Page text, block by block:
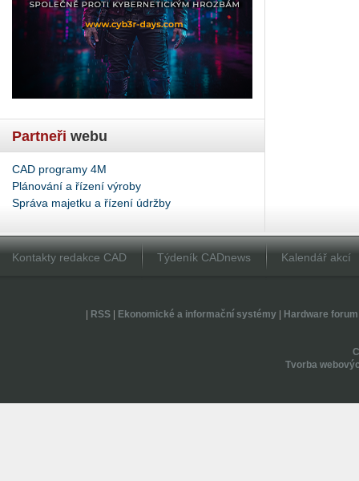
Partneři webu
CAD programy 4M
Plánování a řízení výroby
Správa majetku a řízení údržby
Kontakty redakce CAD Týdeník CADnews Kalendář akcí
RSS| Ekonomické a informační systémy| Hardware forum
Tvorba